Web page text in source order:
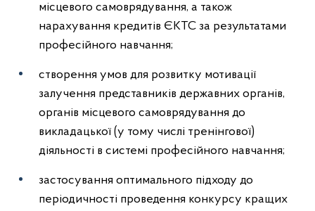
місцевого самоврядування, а також
нарахування кредитів ЄКТС за результатами
професійного навчання;
створення умов для розвитку мотивації
залучення представників державних органів,
органів місцевого самоврядування до
викладацької (у тому числі тренінгової)
діяльності в системі професійного навчання;
застосування оптимального підходу до
періодичності проведення конкурсу кращих